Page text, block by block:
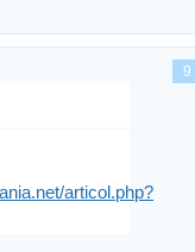
9
articol.php?